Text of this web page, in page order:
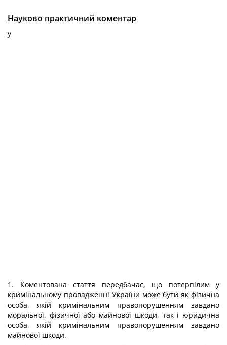
Науково практичний коментар
у
1. Коментована стаття передбачає, що потерпілим у
кримінальному провадженні України може бути як фізична
особа, якій кримінальним правопорушенням завдано
моральної, фізичної або майнової шкоди, так і юридична
особа, якій кримінальним правопорушенням завдано
майнової шкоди.